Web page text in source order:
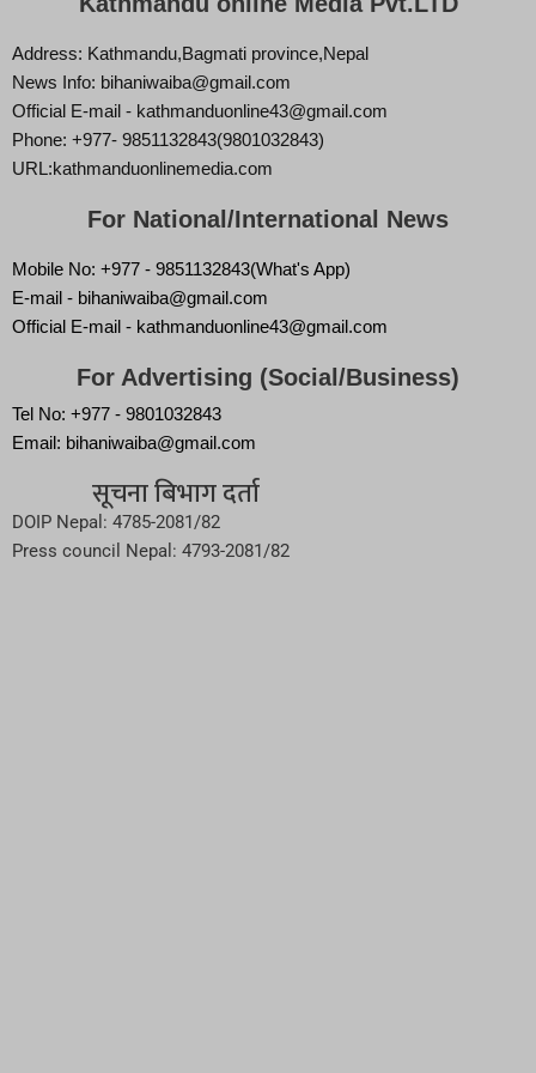
Address: Kathmandu,Bagmati province,Nepal
News Info: bihaniwaiba@gmail.com
Official E-mail - kathmanduonline43@gmail.com
Phone: +977- 9851132843(9801032843)
URL:kathmanduonlinemedia.com
For National/International News
Mobile No: +977 - 9851132843(What's App)
E-mail - bihaniwaiba@gmail.com
Official E-mail - kathmanduonline43@gmail.com
For Advertising (Social/Business)
Tel No: +977 - 9801032843
Email: bihaniwaiba@gmail.com
सूचना बिभाग दर्ता
DOIP Nepal: 4785-2081/82
Press council Nepal: 4793-2081/82